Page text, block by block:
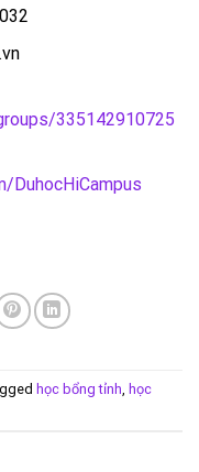
335142910725
DuhocHiCampus
học bổng tỉnh học